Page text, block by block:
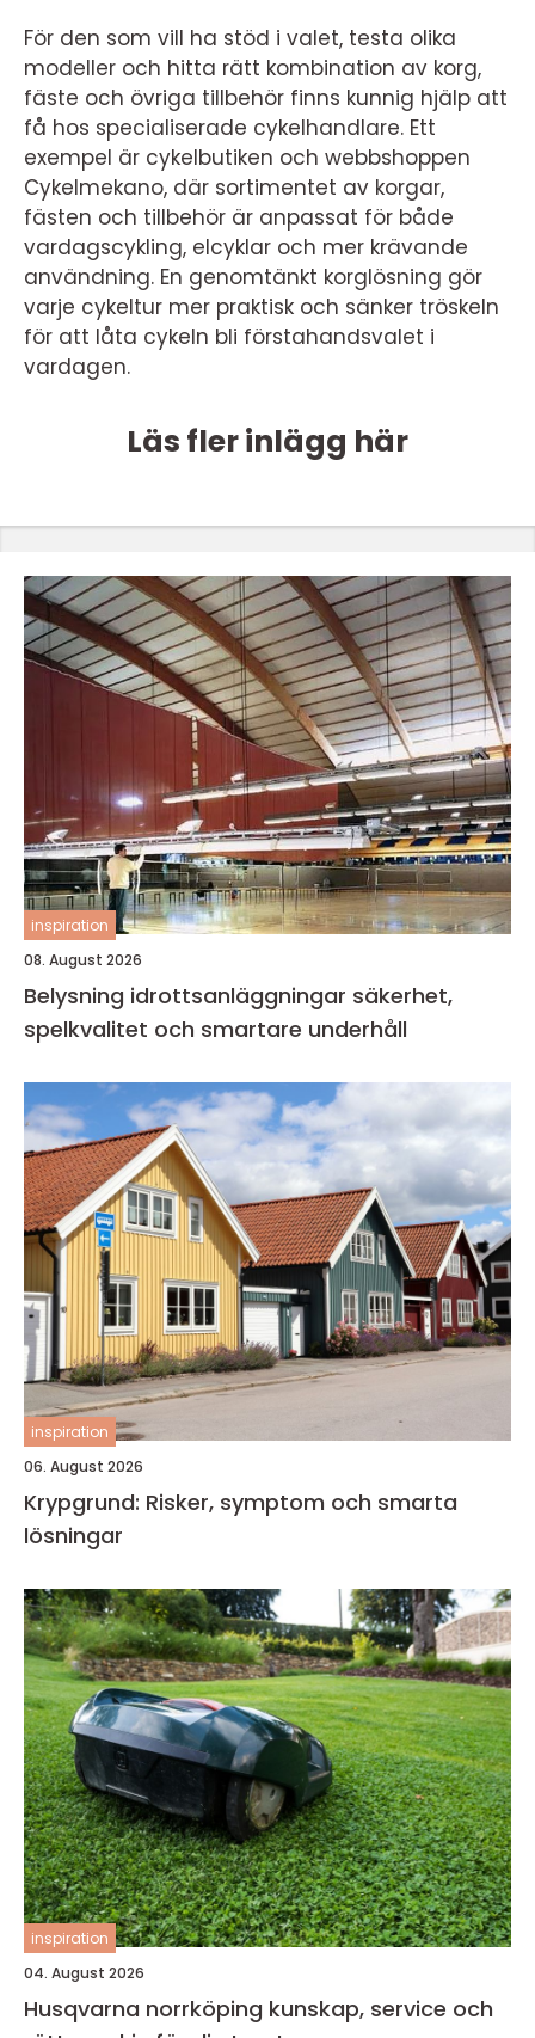
För den som vill ha stöd i valet, testa olika
modeller och hitta rätt kombination av korg,
fäste och övriga tillbehör finns kunnig hjälp att
få hos specialiserade cykelhandlare. Ett
exempel är cykelbutiken och webbshoppen
Cykelmekano, där sortimentet av korgar,
fästen och tillbehör är anpassat för både
vardagscykling, elcyklar och mer krävande
användning. En genomtänkt korglösning gör
varje cykeltur mer praktisk och sänker tröskeln
för att låta cykeln bli förstahandsvalet i
vardagen.
Läs fler inlägg här
inspiration
08. August 2026
Belysning idrottsanläggningar säkerhet,
spelkvalitet och smartare underhåll
inspiration
06. August 2026
Krypgrund: Risker, symptom och smarta
lösningar
inspiration
04. August 2026
Husqvarna norrköping kunskap, service och